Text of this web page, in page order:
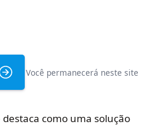
Você permanecerá neste site
como uma solução